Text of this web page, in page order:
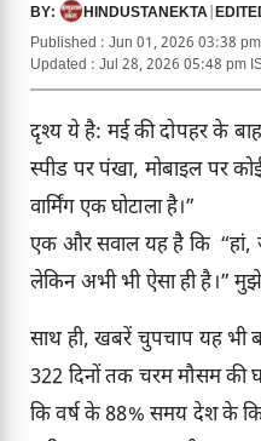
BY: HINDUSTANEKTA
Published : Jun 01, 2026 03:38
Updated : Jul 28, 2026 05:48 pm
दृश्य ये है: मई की दोपहर के
स्पीड पर पंखा, मोबाइल पर
वार्मिंग एक घोटाला है।”
एक और सवाल यह है कि “हां,
लेकिन अभी भी ऐसा ही है।”
साथ ही, खबरें चुपचाप यह भी
322 दिनों तक चरम मौसम की
कि वर्ष के 88% समय देश के